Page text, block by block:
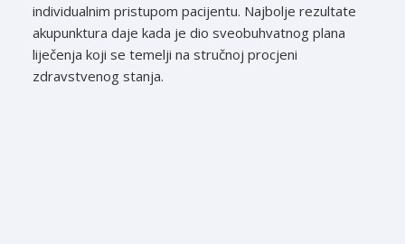
individualnim pristupom pacijentu. Najbolje rezultate
akupunktura daje kada je dio sveobuhvatnog plana
liječenja koji se temelji na stručnoj procjeni
zdravstvenog stanja.